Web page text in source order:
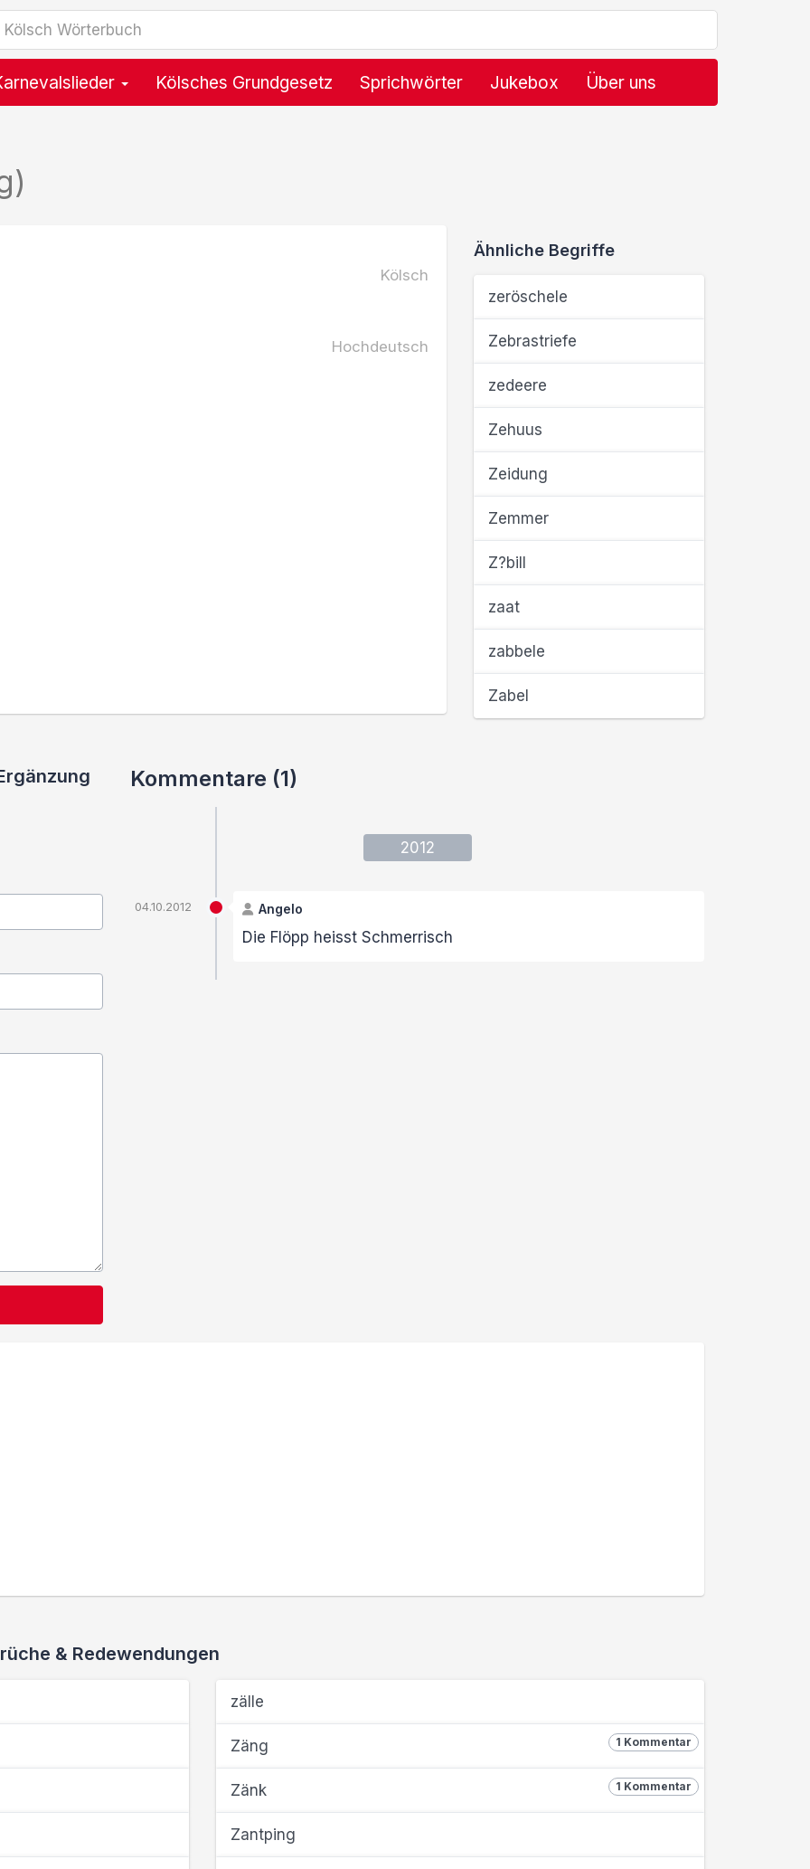
Kölsches Grundgesetz Sprichwörter Jukebox Über uns
Kölsch
Hochdeutsch
Ähnliche Begriffe
zeröschele
Zebrastriefe
zedeere
Zehuus
Zeidung
Zemmer
Z?bill
zaat
zabbele
Zabel
Kommentare (1)
2012
04.10.2012 Angelo
Die Flöpp heisst Schmerrisch
& Redewendungen
zälle
1 Kommentar
Zäng
1 Kommentar
Zänk
Zantping